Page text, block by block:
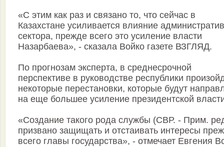
«С этим как раз и связано то, что сейчас в
Казахстане усиливается влияние
сектора, прежде всего это усиление власти
Назарбаева», - сказала Войко газете ВЗГЛЯД.
По прогнозам эксперта, в среднесрочной
перспективе в руководстве республики
некоторые перестановки, которые будут
на еще большее усиление президентской
«Создание такого рода службы (СВР. - Прим.
призвано защищать и отстаивать интересы
всего главы государства», - отмечает Евгения